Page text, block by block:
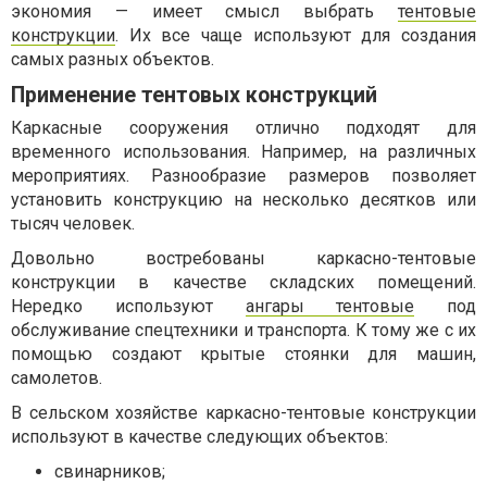
экономия — имеет смысл выбрать тентовые
конструкции. Их все чаще используют для создания
самых разных объектов.
Применение тентовых конструкций
Каркасные сооружения отлично подходят для
временного использования. Например, на различных
мероприятиях. Разнообразие размеров позволяет
установить конструкцию на несколько десятков или
тысяч человек.
Довольно востребованы каркасно-тентовые
конструкции в качестве складских помещений.
Нередко используют ангары тентовые под
обслуживание спецтехники и транспорта. К тому же с их
помощью создают крытые стоянки для машин,
самолетов.
В сельском хозяйстве каркасно-тентовые конструкции
используют в качестве следующих объектов:
свинарников;